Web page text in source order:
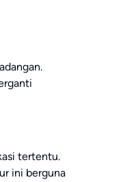
tertentu.
ini berguna